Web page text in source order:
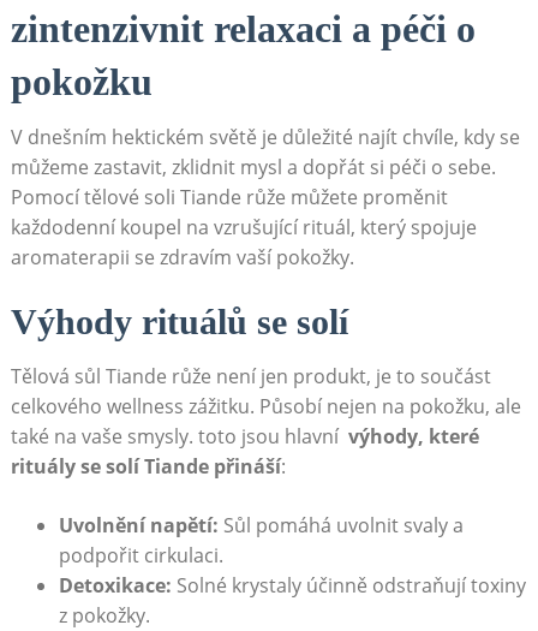
zintenzivnit relaxaci a⁤ péči o
pokožku
V dnešním⁤ hektickém světě⁢ je důležité najít chvíle,⁤ kdy se
můžeme zastavit, zklidnit mysl ⁤a dopřát‍ si péči o sebe.
Pomocí tělové⁤ soli Tiande​ růže můžete proměnit
každodenní koupel ⁤na vzrušující rituál,‍ který spojuje
aromaterapii ‍se⁢ zdravím​ vaší⁢ pokožky.
Výhody rituálů se solí
Tělová sůl⁤ Tiande růže není jen produkt, je to ⁣součást
celkového wellness zážitku. Působí nejen‍ na pokožku, ale
také na vaše smysly. toto ‍jsou hlavní ‍ výhody, které
rituály se ⁤solí Tiande přináší:
Uvolnění napětí: Sůl⁢ pomáhá ⁣uvolnit svaly a
podpořit cirkulaci.
Detoxikace: Solné krystaly⁣ účinně odstraňují toxiny
z ⁢pokožky.